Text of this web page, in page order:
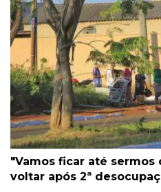
"Vamos ficar até
voltar após 2ª